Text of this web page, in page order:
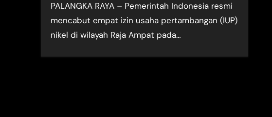
PALANGKA RAYA – Pemerintah Indonesia resmi
mencabut empat izin usaha pertambangan (IUP)
nikel di wilayah Raja Ampat pada…